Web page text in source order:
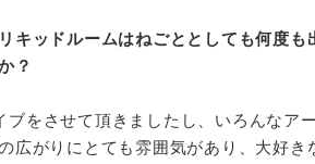
ッドルームはねごととしても何度も
？
ブをさせて頂きましたし、いろんなア
広がりにとても雰囲気があり、大好き